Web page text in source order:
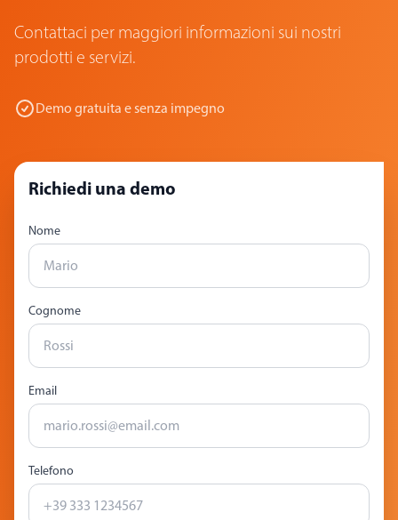
Contattaci per maggiori informazioni sui nostri
prodotti e servizi.
Demo gratuita e senza impegno
Richiedi una demo
Nome
Cognome
Email
Telefono